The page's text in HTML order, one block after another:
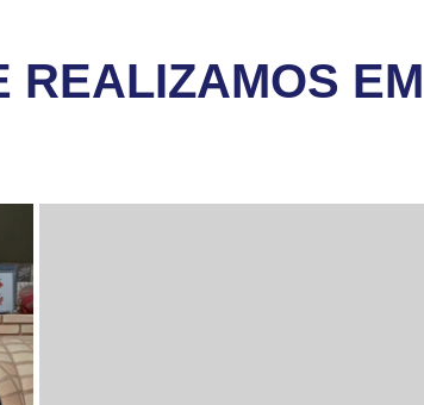
REALIZAMOS EM